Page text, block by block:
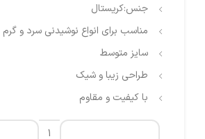
جنس:کریستال
مناسب برای انواع نوشیدنی سرد و گرم
سایز متوسط
طراحی زیبا و شیک
با کیفیت و مقاوم